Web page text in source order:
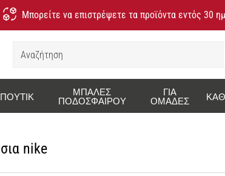
Μπορείτε να επιστρέψετε τα προϊόντα εντός 30
ΜΠΆΛΕΣ
ΠΟΔΟΣΦΑΊΡΟΥ
ΓΙΑ
ΟΜΆΔΕΣ
nike